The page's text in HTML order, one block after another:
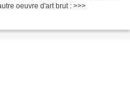
oeuvre d'art brut : >>>